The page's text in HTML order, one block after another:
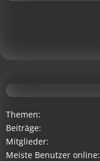
Themen
Beiträge
Mitglieder
Meiste Benutzer online